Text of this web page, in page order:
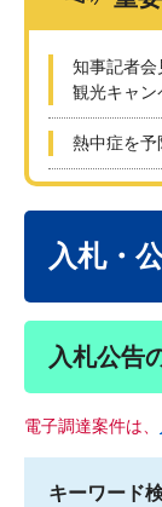
知事記者会
観光キャン
熱中症を予
入札・
入札公告
電子調達案件は、
キーワード